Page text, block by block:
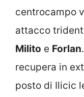
centrocampo
attacco
Milito e Forlan
recupera in
posto di Ilicic